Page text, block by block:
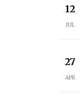
12
JUL
27
APR